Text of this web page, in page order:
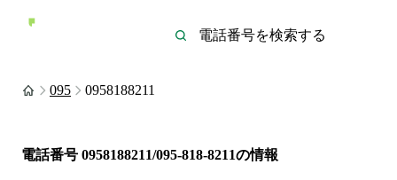
095 0958188211
電話番号 0958188211/095-818-8211の情報